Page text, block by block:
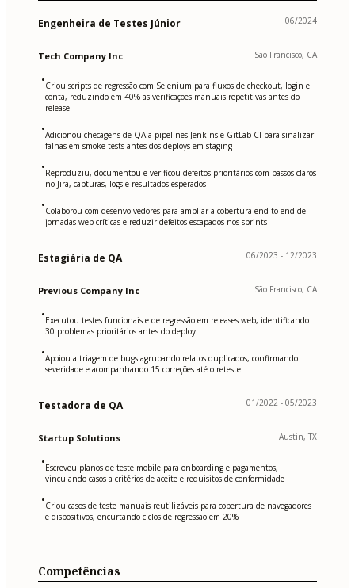
Engenheira de Testes Júnior 06/2024
Tech Company Inc São Francisco, CA
•Criou scripts de regressão com Selenium para fluxos de checkout, login e
conta, reduzindo em 40% as verificações manuais repetitivas antes do
release
•Adicionou checagens de QA a pipelines Jenkins e GitLab CI para sinalizar
falhas em smoke tests antes dos deploys em staging
•Reproduziu, documentou e verificou defeitos prioritários com passos claros
no Jira, capturas, logs e resultados esperados
•Colaborou com desenvolvedores para ampliar a cobertura end-to-end de
jornadas web críticas e reduzir defeitos escapados nos sprints
Estagiária de QA 06/2023 - 12/2023
Previous Company Inc São Francisco, CA
•Executou testes funcionais e de regressão em releases web, identificando
30 problemas prioritários antes do deploy
•Apoiou a triagem de bugs agrupando relatos duplicados, confirmando
severidade e acompanhando 15 correções até o reteste
Testadora de QA 01/2022 - 05/2023
Startup Solutions Austin, TX
•Escreveu planos de teste mobile para onboarding e pagamentos,
vinculando casos a critérios de aceite e requisitos de conformidade
•Criou casos de teste manuais reutilizáveis para cobertura de navegadores
e dispositivos, encurtando ciclos de regressão em 20%
Competências